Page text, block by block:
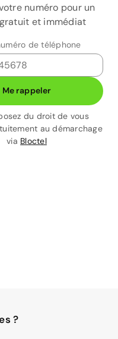
numéro pour un
et immédiat
de téléphone
Me rappeler
du droit de vous
au démarchage
via Bloctel
?